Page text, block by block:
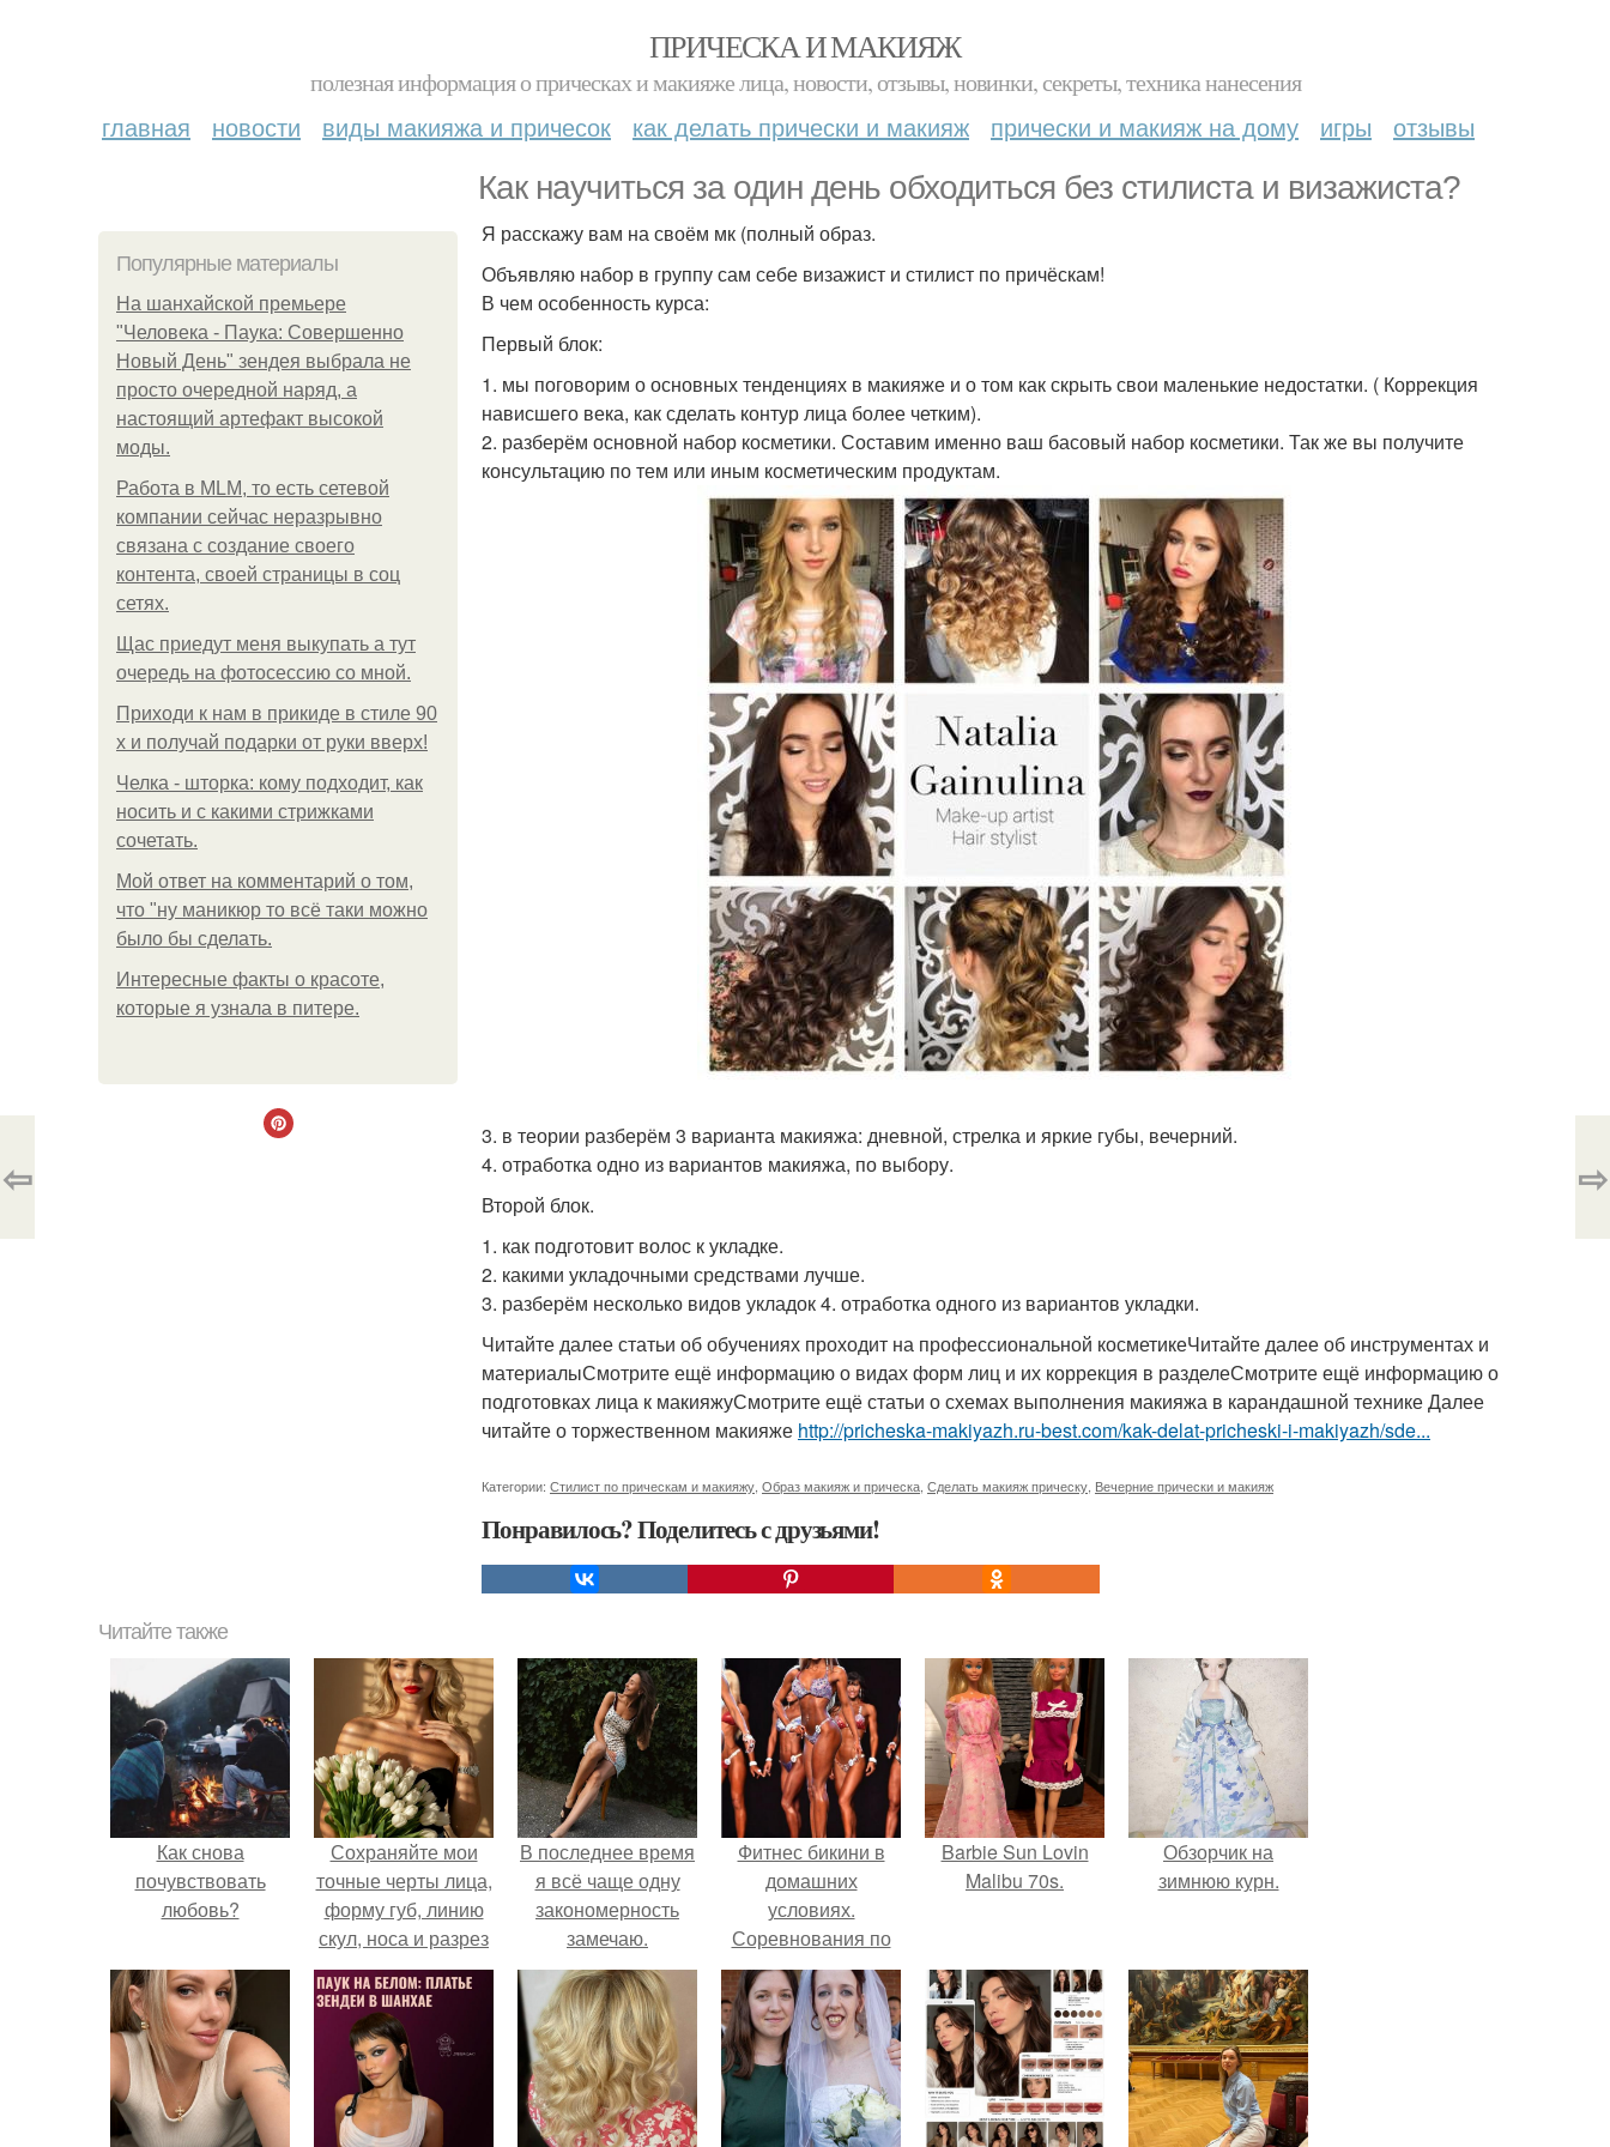
ПРИЧЕСКА И МАКИЯЖ
полезная информация о прическах и макияже лица, новости, отзывы, новинки, секреты, техника нанесения
главная новости виды макияжа и причесок как делать прически и макияж прически и макияж на дому игры отзывы
Как научиться за один день обходиться без стилиста и визажиста?
Популярные материалы
На шанхайской премьере
"Человека - Паука: Совершенно
Новый День" зендея выбрала не
просто очередной наряд, а
настоящий артефакт высокой
моды.
Работа в MLM, то есть сетевой
компании сейчас неразрывно
связана с создание своего
контента, своей страницы в соц
сетях.
Щас приедут меня выкупать а тут
очередь на фотосессию со мной.
Приходи к нам в прикиде в стиле 90
х и получай подарки от руки вверх!
Челка - шторка: кому подходит, как
носить и с какими стрижками
сочетать.
Мой ответ на комментарий о том,
что "ну маникюр то всё таки можно
было бы сделать.
Интересные факты о красоте,
которые я узнала в питере.
Я расскажу вам на своём мк (полный образ.
Объявляю набор в группу сам себе визажист и стилист по причёскам!
В чем особенность курса:
Первый блок:
1. мы поговорим о основных тенденциях в макияже и о том как скрыть свои маленькие недостатки. ( Коррекция
нависшего века, как сделать контур лица более четким).
2. разберём основной набор косметики. Составим именно ваш басовый набор косметики. Так же вы получите
консультацию по тем или иным косметическим продуктам.
3. в теории разберём 3 варианта макияжа: дневной, стрелка и яркие губы, вечерний.
4. отработка одно из вариантов макияжа, по выбору.
Второй блок.
1. как подготовит волос к укладке.
2. какими укладочными средствами лучше.
3. разберём несколько видов укладок 4. отработка одного из вариантов укладки.
Читайте далее статьи об обучениях проходит на профессиональной косметикеЧитайте далее об инструментах и
материалыСмотрите ещё информацию о видах форм лиц и их коррекция в разделеСмотрите ещё информацию о
подготовках лица к макияжуСмотрите ещё статьи о схемах выполнения макияжа в карандашной технике Далее
читайте о торжественном макияже http://pricheska-makiyazh.ru-best.com/kak-delat-pricheski-i-makiyazh/sde...
Категории: Стилист по прическам и макияжу Образ макияж и прическа Сделать макияж прическу Вечерние прически и макияж
Понравилось? Поделитесь с друзьями!
⇦ ⇨
Читайте также
Как снова
почувствовать
любовь?
Сохраняйте мои
точные черты лица,
форму губ, линию
скул, носа и разрез
глаз.
В последнее время
я всё чаще одну
закономерность
замечаю.
Фитнес бикини в
домашних
условиях.
Соревнования по
фитнес - бикини.
Barbie Sun Lovin
Malibu 70s.
Обзорчик на
зимнюю курн.